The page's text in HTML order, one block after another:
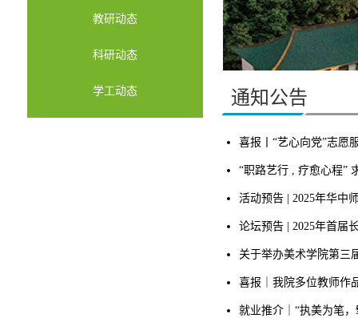
教研动态
科研动态
学工动态 通知公告
喜报丨“艺心向党”志愿
“职路艺行 , 疗愈心程”
活动预告 | 2025年华中
论坛预告 | 2025年首届
关于举办美术学院第三
喜报｜我院多位教师作
就业推介｜“执美为笔